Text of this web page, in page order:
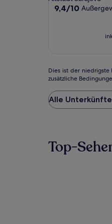
Sarajevo
Unterkunft
9.4
Außergewöhnlich,
9,4/10
Dies
ist
der
niedrigste
Preis
in
den
Dies ist der niedrigste
zusätzliche
Alle
Top-